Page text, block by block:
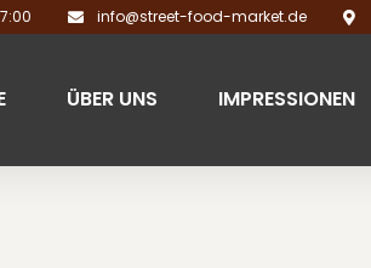
info@street-food-market.de
ÜBER UNS IMPRESSIONEN